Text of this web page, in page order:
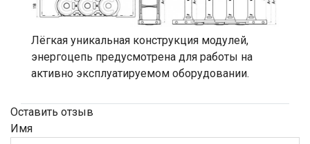
Лёгкая уникальная конструкция модулей,
энергоцепь предусмотрена для работы на
активно эксплуатируемом оборудовании.
Оставить отзыв
Имя